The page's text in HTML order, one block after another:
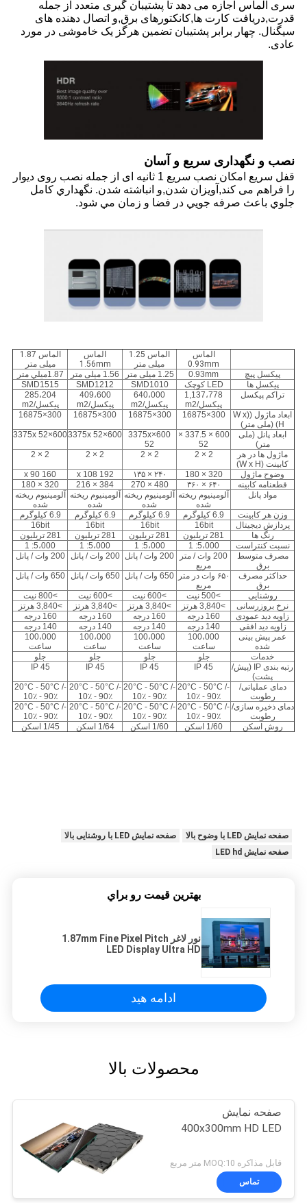
سری الماس اجازه می دهد تا پشتیبان گیری متعدد از جمله
قدرت,دریافت کارت ها,کانکتورهای برق,و اتصال دهنده های
سیگنال. چهار برابر پشتیبان تضمین هرگز یک خاموشی در مورد
عادی.
نصب و نگهداری سریع و آسان
قفل سریع امکان نصب سریع 1 ثانیه ای از جمله نصب روی دیوار
را فراهم می کند, آویزان شدن,و انباشته شدن. نگهداري کامل
جلوي باعث صرفه جويي در فضا و زمان مي شود.
الماس
0.93mm
الماس 1.25
میلی متر
الماس
1.56mm
الماس 1.87
میلی متر
پیکسل پیچ
0.93mm 1.25 میلی متر 1.56 میلی متر
1.87ميلي متر
پیکسل ها
LED کوچک SMD1010
SMD1212
SMD1515
تراکم پیکسل
1,137،778
پیکسل/m2
640،000
پیکسل/m2
409،600
پیکسل/m2
285،204
پیکسل/m2
ابعاد ماژول ((W x
H) (ملی متر)
300×16875
300×16875
300×16875
300×16875
ابعاد پانل (ملی
متر)
600 × 337.5 ×
52
600×3375
x
52
600×3375
x 52
600×3375
x 52
ماژول ها در هر
کابینت (W x H)
2 × 2
2 × 2
2 × 2
2 × 2
وضوح ماژول 320 × 180 ۲۴۰ × ۱۳۵ 192 x 108
160 x 90
قطعنامه کابینه
۶۴۰ × ۳۶۰ 480 × 270
384 × 216
320 × 180
مواد پانل
آلومینیوم ریخته
شده
آلومینیوم ریخته
شده
آلومینیوم ریخته
شده
آلومینیوم ریخته
شده
وزن هر کابینت
6.9 کيلوگرم 6.9 کيلوگرم 6.9 کيلوگرم
6.9 کيلوگرم
پردازش دیجیتال
16bit
16bit
16bit
16bit
رنگ ها
281 تریلیون 281 تریلیون 281 تریلیون
281 تریلیون
نسبت کنتراست
5،000: 1 5،000: 1 5،000: 1
5،000: 1
مصرف متوسط
برق
200 وات / متر
مربع
200 وات / پانل 200 وات / پانل 200 وات / پانل
حداکثر مصرف
برق
۶۵۰ وات در متر
مربع
650 وات / پانل 650 وات / پانل 650 وات / پانل
روشنایی >500 نیت >600 نیت >600 نیت
>800 نیت
نرخ بروزرسانی
>3,840 هرتز >3,840 هرتز >3,840 هرتز
>3,840 هرتز
زاویه دید عمودی
160 درجه 160 درجه 160 درجه
160 درجه
زاویه دید افقی
140 درجه 140 درجه 140 درجه
140 درجه
عمر پیش بینی
شده
100،000
ساعت
100،000
ساعت
100،000
ساعت
100،000
ساعت
خدمات
جلو جلو جلو
جلو
رتبه بندی IP (پیش/
پشت)
IP 45
IP 45
IP 45
IP 45
دمای عملیاتی/
رطوبت
-20°C - 50°C /
10٪ - 90٪
-20°C - 50°C /
10٪ - 90٪
-20°C - 50°C /
10٪ - 90٪
-20°C - 50°C /
10٪ - 90٪
دمای ذخیره سازی/
رطوبت
-20°C - 50°C /
10٪ - 90٪
-20°C - 50°C /
10٪ - 90٪
-20°C - 50°C /
10٪ - 90٪
-20°C - 50°C /
10٪ - 90٪
روش اسکن
1/60 اسکن 1/60 اسکن 1/64 اسکن 1/45 اسکن
صفحه نمایش LED با وضوح بالا
صفحه نمایش LED با روشنایی بالا
صفحه نمایش LED hd
بهترين قيمت رو براي
نور لاغر 1.87mm Fine Pixel Pitch
LED Display Ultra HD
ادامه هید
محصولات بالا
صفحه نمایش
400x300mm HD LED
قابل مذاکره MOQ:10 متر مربع
تماس